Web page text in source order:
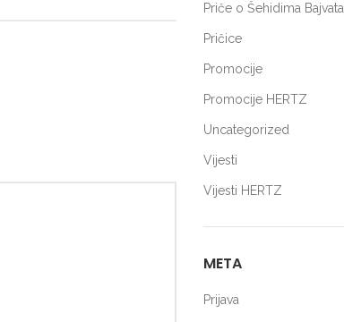
Priče o Šehidima Bajvata
Pričice
Promocije
Promocije HERTZ
Uncategorized
Vijesti
Vijesti HERTZ
META
Prijava